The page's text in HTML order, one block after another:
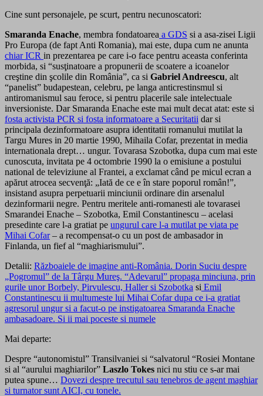
Cine sunt personajele, pe scurt, pentru necunoscatori:
Smaranda Enache, membra fondatoarea a GDS si a asa-zisei Ligii
Pro Europa (de fapt Anti Romania), mai este, dupa cum ne anunta
chiar ICR in prezentarea pe care i-o face pentru aceasta conferinta
morbida, si “susţinatoare a propunerii de scoatere a icoanelor
creştine din şcolile din România”, ca si Gabriel Andreescu, alt
“panelist” budapestean, celebru, pe langa anticrestinsmul si
antiromanismul sau feroce, si pentru placerile sale intelectuale
inversioniste. Dar Smaranda Enache este mai mult decat atat: este si
fosta activista PCR si fosta informatoare a Securitatii dar si
principala dezinformatoare asupra identitatii romanului mutilat la
Targu Mures in 20 martie 1990, Mihaila Cofar, prezentat in media
internationala drept… ungur. Tovarasa Szobotka, dupa cum mai este
cunoscuta, invitata pe 4 octombrie 1990 la o emisiune a postului
national de televiziune al Frantei, a exclamat când pe micul ecran a
apărut atrocea secvenţă: „Iată de ce e în stare poporul român!”,
insistand asupra perpetuarii minciunii ordinare din arsenalul
dezinformarii negre. Pentru meritele anti-romanesti ale tovarasei
Smarandei Enache – Szobotka, Emil Constantinescu – acelasi
presedinte care l-a gratiat pe ungurul care l-a mutilat pe viata pe
Mihai Cofar– a recompensat-o cu un post de ambasador in
Finlanda, un fief al “maghiarismului”.
Detalii: Războaiele de imagine anti-România. Dorin Suciu despre
„Pogromul” de la Târgu Mureş. “Adevarul” propaga minciuna, prin
gurile unor Borbely, Pirvulescu, Haller si Szobotka si Emil
Constantinescu ii multumeste lui Mihai Cofar dupa ce i-a gratiat
agresorul ungur si a facut-o pe instigatoarea Smaranda Enache
ambasadoare. Si ii mai poceste si numele
Mai departe:
Despre “autonomistul” Transilvaniei si “salvatorul “Rosiei Montane
si al “aurului maghiarilor” Laszlo Tokes nici nu stiu ce s-ar mai
putea spune… Dovezi despre trecutul sau tenebros de agent maghiar
si turnator sunt AICI, cu tonele.